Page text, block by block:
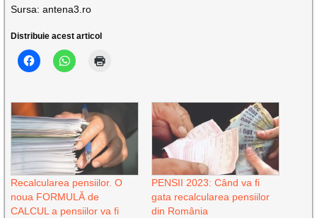
Sursa: antena3.ro
Distribuie acest articol
Recalcularea pensiilor. O
noua FORMULĂ de
CALCUL a pensiilor va fi
PENSII 2023: Când va fi
gata recalcularea pensiilor
din România